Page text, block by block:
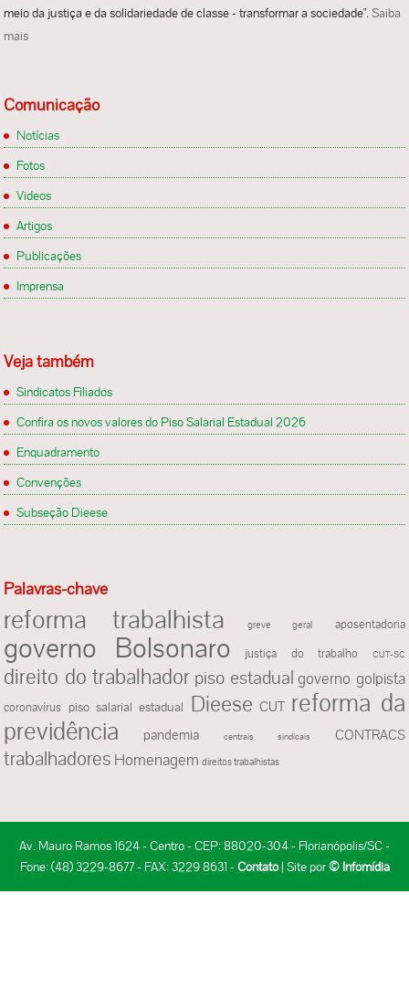
meio da justiça e da solidariedade de classe - transformar a sociedade".Saiba
mais
Comunicação
Notícias
Fotos
Videos
Artigos
Publicações
Imprensa
Veja também
Sindicatos Filiados
Confira os novos valores do Piso Salarial Estadual 2026
Enquadramento
Convenções
Subseção Dieese
Palavras-chave
reforma trabalhista greve geral aposentadoria
governo Bolsonaro justiça do trabalho CUT-SC
direito do trabalhador piso estadual governo golpista
coronavírus piso salarial estadual Dieese CUT reforma da
previdência
pandemia centrais sindicais CONTRACS
trabalhadores Homenagem direitos trabalhistas
Av. Mauro Ramos 1624 - Centro - CEP: 88020-304 - Florianópolis/SC -
Fone: (48) 3229-8677 - FAX: 3229 8631 -Contato| Site por© Infomídia